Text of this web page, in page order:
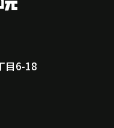
目6-18